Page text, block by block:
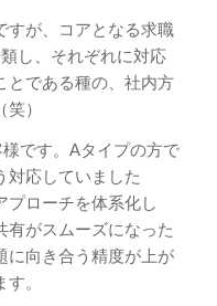
すが、コアとなる求職
し、それぞれに対応
とである種の、社内方
）
です。Aタイプの方で
対応していました
プローチを体系化し
有がスムーズになった
に向き合う精度が上が
。